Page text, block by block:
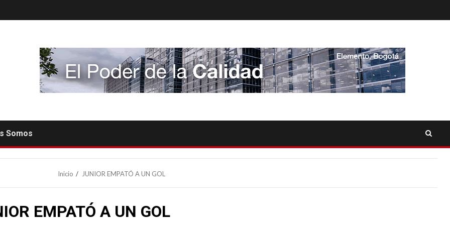
Somos
Inicio JUNIOR EMPATÓ A UN GOL
EMPATÓ A UN GOL